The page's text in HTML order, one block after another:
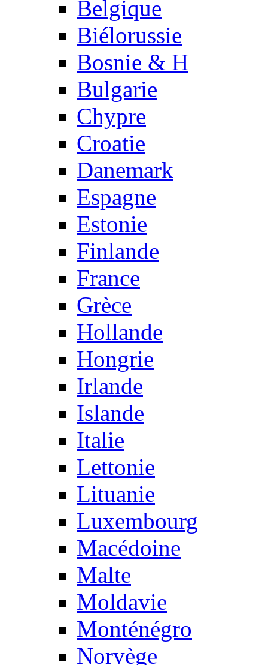
Belgique
Biélorussie
Bosnie & H
Bulgarie
Chypre
Croatie
Danemark
Espagne
Estonie
Finlande
France
Grèce
Hollande
Hongrie
Irlande
Islande
Italie
Lettonie
Lituanie
Luxembourg
Macédoine
Malte
Moldavie
Monténégro
Norvège